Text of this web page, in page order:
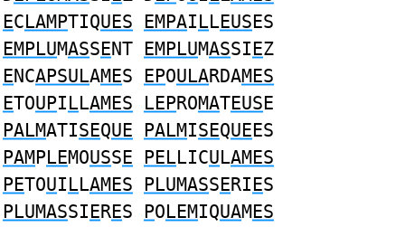
ECLAMPTIQUES EMPAILLEUSES
EMPLUMASSENT EMPLUMASSIEZ
ENCAPSULAMES EPOULARDAMES
ETOUPILLAMES LEPROMATEUSE
PALMATISEQUE PALMISEQUEES
PAMPLEMOUSSE PELLICULAMES
PETOUILLAMES PLUMASSERIES
PLUMASSIERES POLEMIQUAMES